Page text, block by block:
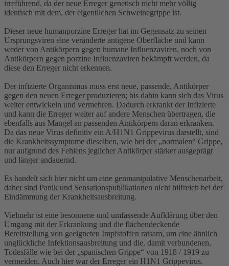
irreführend, da der neue Erreger genetisch nicht mehr völlig
identisch mit dem, der eigentlichen Schweinegrippe ist.
Dieser neue humanporzine Erreger hat im Gegensatz zu seinen
Ursprungsviren eine veränderte antigene Oberfläche und kann
weder von Antikörpern gegen humane Influenzaviren, noch von
Antikörpern gegen porzine Influenzaviren bekämpft werden, da
diese den Erreger nicht erkennen.
Der infizierte Organismus muss erst neue, passende, Antikörper
gegen den neuen Erreger produzieren; bis dahin kann sich das Virus
weiter entwickeln und vermehren. Dadurch erkrankt der Infizierte
und kann die Erreger weiter auf andere Menschen übertragen, die
ebenfalls aus Mangel an passenden Antikörpern daran erkranken.
Da das neue Virus definitiv ein A/H1N1 Grippevirus darstellt, sind
die Krankheitssymptome dieselben, wie bei der „normalen“ Grippe,
nur aufgrund des Fehlens jeglicher Antikörper stärker ausgeprägt
und länger andauernd.
Es handelt sich hier nicht um eine genmanipulative Menschenarbeit,
daher sind Panik und Sensationspublikationen nicht hilfreich bei der
Eindämmung der Krankheitsausbreitung.
Vielmehr ist eine besonnene und umfassende Aufklärung über den
Umgang mit der Erkrankung und die flächendeckende
Bereitstellung von geeigneten Impfstoffen ratsam, um eine ähnlich
unglückliche Infektionsausbreitung und die, damit verbundenen,
Todesfälle wie bei der „spanischen Grippe“ von 1918 / 1919 zu
vermeiden. Auch hier war der Erreger ein H1N1 Grippevirus.